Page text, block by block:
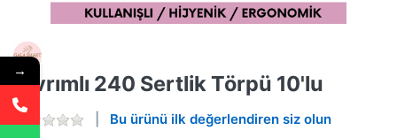
Kıvrımlı 240 Sertlik Törpü 10'lu
Bu ürünü ilk değerlendiren siz olun
→